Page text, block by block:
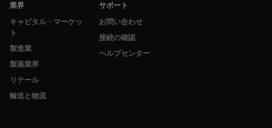
業界
キャピタル・マーケッ
ト
製造業
製薬業界
リテール
輸送と物流
サポート
お問い合わせ
接続の確認
ヘルプセンター